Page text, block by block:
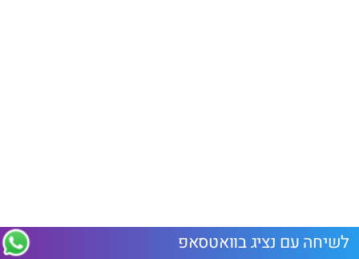
לשיחה עם נציג בוואטסאפ